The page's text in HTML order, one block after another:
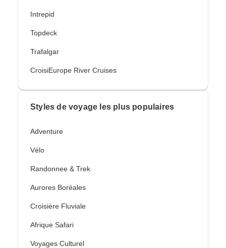
Intrepid
Topdeck
Trafalgar
CroisiEurope River Cruises
Styles de voyage les plus populaires
Adventure
Vélo
Randonnee & Trek
Aurores Boréales
Croisière Fluviale
Afrique Safari
Voyages Culturel